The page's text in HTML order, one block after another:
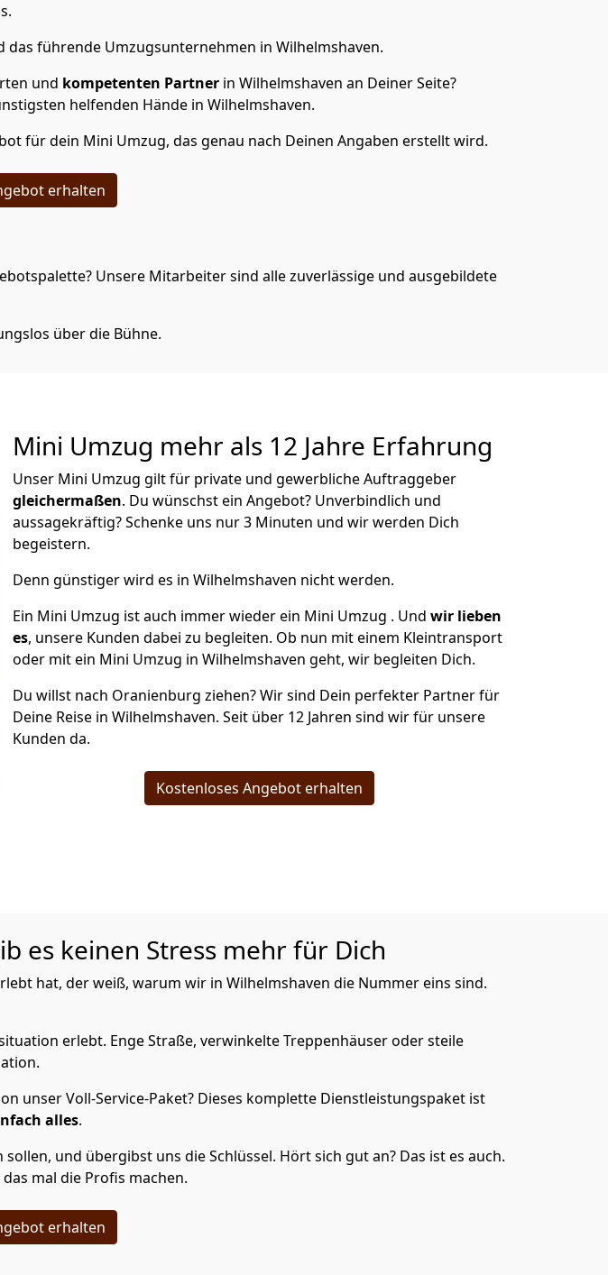
führende Umzugsunternehmen in Wilhelmshaven.
und kompetenten Partner in Wilhelmshaven an Deiner Seite?
helfenden Hände in Wilhelmshaven.
für dein Mini Umzug, das genau nach Deinen Angaben erstellt wird.
erhalten
Unsere Mitarbeiter sind alle zuverlässige und ausgebildete
über die Bühne.
Mini Umzug mehr als 12 Jahre Erfahrung
Unser Mini Umzug gilt für private und gewerbliche Auftraggeber
gleichermaßen. Du wünschst ein Angebot? Unverbindlich und
aussagekräftig? Schenke uns nur 3 Minuten und wir werden Dich
begeistern.
Denn günstiger wird es in Wilhelmshaven nicht werden.
Ein Mini Umzug ist auch immer wieder ein Mini Umzug . Und wir lieben
es, unsere Kunden dabei zu begleiten. Ob nun mit einem Kleintransport
oder mit ein Mini Umzug in Wilhelmshaven geht, wir begleiten Dich.
Du willst nach Oranienburg ziehen? Wir sind Dein perfekter Partner für
Deine Reise in Wilhelmshaven. Seit über 12 Jahren sind wir für unsere
Kunden da.
Kostenloses Angebot erhalten
es keinen Stress mehr für Dich
hat, der weiß, warum wir in Wilhelmshaven die Nummer eins sind.
erlebt. Enge Straße, verwinkelte Treppenhäuser oder steile
unser Voll-Service-Paket? Dieses komplette Dienstleistungspaket ist
alles.
und übergibst uns die Schlüssel. Hört sich gut an? Das ist es auch.
das mal die Profis machen.
erhalten